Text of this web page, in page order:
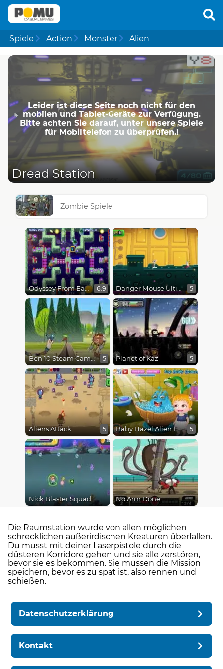
Spiele Action Monster Alien
Leider ist diese Seite noch nicht für den
mobilen und Tablet-Geräte zur Verfügung.
Bitte achten Sie darauf, unter unsere Spiele
für Mobiltelefon zu überprüfen.!
Dread Station
Zombie Spiele
Odyssey From Earth To Space 6.9 Danger Mouse Ultimate 5
Ben 10 Steam Camp 5 Planet of Kaz 5
Aliens Attack 5 Baby Hazel Alien Friend 5
Nick Blaster Squad No Arm Done
Die Raumstation wurde von allen möglichen
schrecklichen außerirdischen Kreaturen überfallen.
Du musst mit deiner Laserpistole durch die
düsteren Korridore gehen und sie alle zerstören,
bevor sie es bekommen. Sie müssen die Mission
speichern, bevor es zu spät ist, also rennen und
schießen.
Datenschutzerklärung
Kontakt